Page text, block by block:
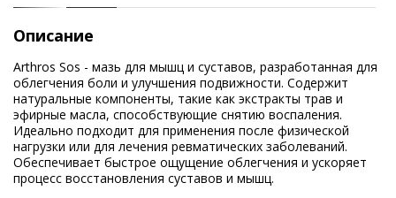
Описание
Arthros Sos - мазь для мышц и суставов, разработанная для
облегчения боли и улучшения подвижности. Содержит
натуральные компоненты, такие как экстракты трав и
эфирные масла, способствующие снятию воспаления.
Идеально подходит для применения после физической
нагрузки или для лечения ревматических заболеваний.
Обеспечивает быстрое ощущение облегчения и ускоряет
процесс восстановления суставов и мышц.